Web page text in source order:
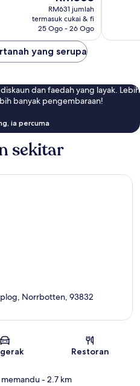
ialah
RM563
RM631 jumlah
termasuk cukai & fi
25 Ogo - 26 Ogo
yang serupa
dan faedah yang layak. Lebih
banyak pengembaraan!
ia percuma
sekitar
Peta
Norrbotten, 93832
Restoran
- 2.7 km